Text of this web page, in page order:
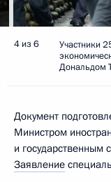
4 из 6
Участники
Дональдом
Документ
Министром
и
Заявление